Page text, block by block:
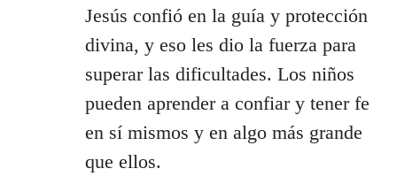
Jesús confió en la guía y protección
divina, y eso les dio la fuerza para
superar las dificultades. Los niños
pueden aprender a confiar y tener fe
en sí mismos y en algo más grande
que ellos.